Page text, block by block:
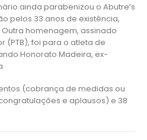
ainda parabenizou o Abutre’s
pelos 33 anos de existência,
homenagem, assinado
(PTB), foi para o atleta de
Honorato Madeira, ex-
(cobrança de medidas ou
e aplausos) e 38